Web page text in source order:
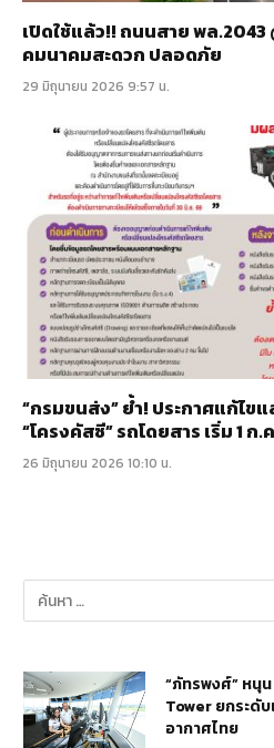
เปิดใช้แล้ว!! ถนนสาย พล
คมนาคมสะดวก ปลอดภัย
29 มิถุนายน 2026 9:57 น.
“กรมขนส่ง” ย้ำ! ประกาศแก้ไข
“โครงคัสซี” รถโดยสาร เริ่ม 1 ก.
26 มิถุนายน 2026 10:10 น.
“ภัทรพงศ์” หนุ
Tower ยกระดั
อากาศไทย